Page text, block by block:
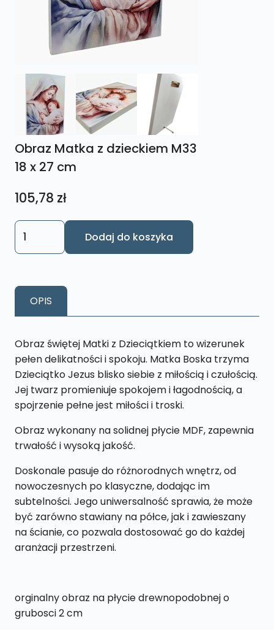
Obraz Matka z dzieckiem M33
18 x 27 cm
105,78 zł
ilość
Obraz
dzieckiem
M33
x
27
cm
Dodaj do koszyka
OPIS
Obraz świętej Matki z Dzieciątkiem to wizerunek
pełen delikatności i spokoju. Matka Boska trzyma
Dzieciątko Jezus blisko siebie z miłością i czułością.
Jej twarz promieniuje spokojem i łagodnością, a
spojrzenie pełne jest miłości i troski.
Obraz wykonany na solidnej płycie MDF, zapewnia
trwałość i wysoką jakość.
Doskonale pasuje do różnorodnych wnętrz, od
nowoczesnych po klasyczne, dodając im
subtelności. Jego uniwersalność sprawia, że może
być zarówno stawiany na półce, jak i zawieszany
na ścianie, co pozwala dostosować go do każdej
aranżacji przestrzeni.
orginalny obraz na płycie drewnopodobnej o
grubosci 2 cm